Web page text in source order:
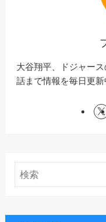
大谷翔平、ドジャー
話まで情報を毎日更新